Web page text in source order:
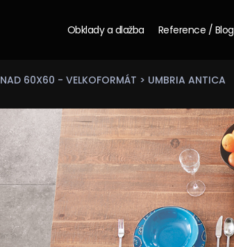
Obklady a dlažba Reference / Blog
NAD 60X60 - VELKOFORMÁT > UMBRIA ANTICA